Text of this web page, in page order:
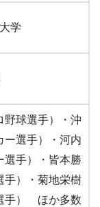
学
野球選手）・沖
ー選手）・河内
選手）・皆本勝
手）・菊地栄樹
手） ほか多数